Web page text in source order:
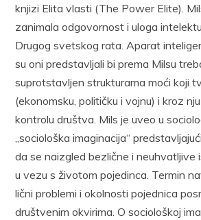
knjizi Elita vlasti (The Power Elite).
zanimala odgovornost i uloga
Drugog svetskog rata. Aparat
su oni predstavljali bi prema Milsu
suprotstavljen strukturama moći koji
(ekonomsku, političku i vojnu) i kroz
kontrolu društva. Mils je uveo u
„sociološka imaginacija“
da se naizgled bezlične i neuhvatljive
u vezu s životom pojedinca. Termin
lični problemi i okolnosti pojednica
društvenim okvirima. O sociološkoj